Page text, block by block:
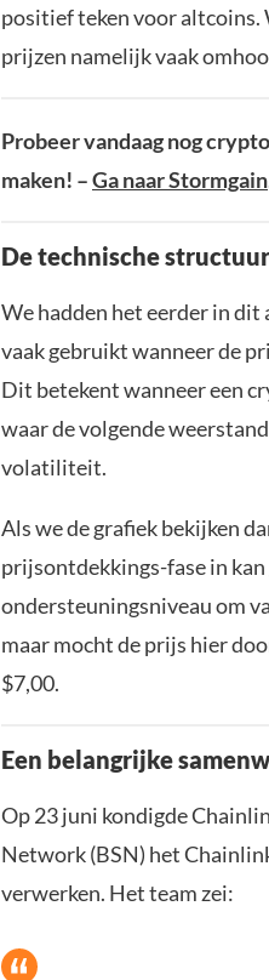
positief teken voor altcoins.
prijzen namelijk vaak
Probeer vandaag nog
maken! –Ga naar Stormgain
De technische structuur
We hadden het eerder in dit
vaak gebruikt wanneer de
Dit betekent wanneer een
waar de volgende
volatiliteit.
Als we de grafiek bekijken
prijsontdekkings-fase in
ondersteuningsniveau om
maar mocht de prijs hier
$7,00.
Een belangrijke
Op 23 juni kondigde
Network (BSN) het
verwerken. Het team zei: